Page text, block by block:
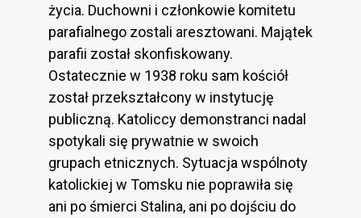
życia. Duchowni i członkowie komitetu
parafialnego zostali aresztowani. Majątek
parafii został skonfiskowany.
Ostatecznie w 1938 roku sam kościół
został przekształcony w instytucję
publiczną. Katoliccy demonstranci nadal
spotykali się prywatnie w swoich
grupach etnicznych. Sytuacja wspólnoty
katolickiej w Tomsku nie poprawiła się
ani po śmierci Stalina, ani po dojściu do